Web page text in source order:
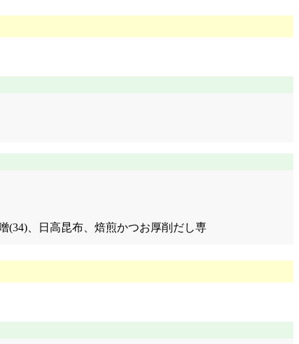
(34)、日高昆布、焙煎かつお厚削だし専